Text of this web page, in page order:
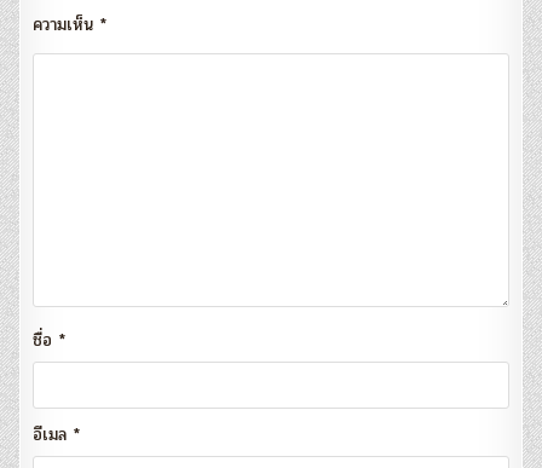
ความเห็น *
ชื่อ *
อีเมล *